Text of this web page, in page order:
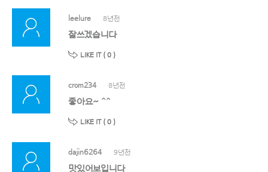
leelure 8년전
잘쓰겠습니다
LIKE IT ( 0 )
crom234 8년전
좋아요~ ^^
LIKE IT ( 0 )
dajin6264 9년전
맛있어보입니다